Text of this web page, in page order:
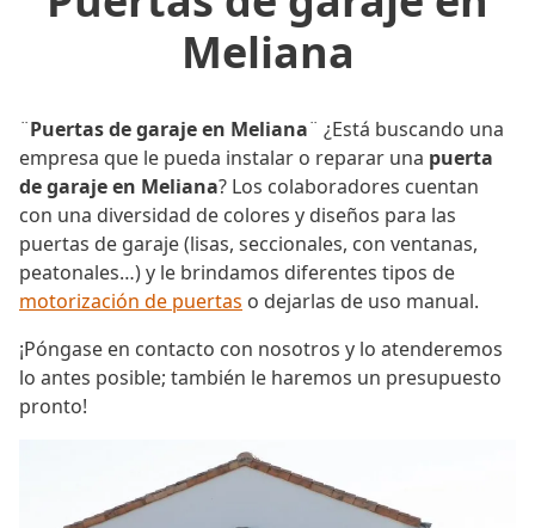
Meliana
¨Puertas de garaje en Meliana¨ ¿Está buscando una
empresa que le pueda instalar o reparar una puerta
de garaje en Meliana? Los colaboradores cuentan
con una diversidad de colores y diseños para las
puertas de garaje (lisas, seccionales, con ventanas,
peatonales…) y le brindamos diferentes tipos de
motorización de puertas o dejarlas de uso manual.
¡Póngase en contacto con nosotros y lo atenderemos
lo antes posible; también le haremos un presupuesto
pronto!